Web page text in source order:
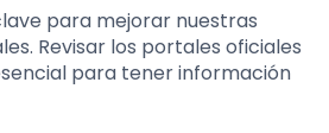
para mejorar nuestras
Revisar los portales oficiales
para tener información